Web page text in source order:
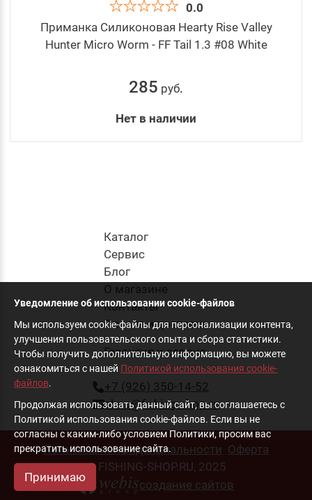
0.0
Приманка Силиконовая Hearty Rise Valley
Hunter Micro Worm - FF Tail 1.3 #08 White
285 руб.
Нет в наличии
Каталог
Cервис
Блог
О магазине
Контакты
Оплата и доставка
Гарантия и сервис
+7 (926) 350-14-52
shop@fishing-shop.ru
Политика конфиденциальности Оферта
© FISHING-SHOP.RU, 2025
создание сайтов
Уведомление об использовании cookie-файлов
Мы используем cookie-файлы для персонализации контента,
улучшения пользовательского опыта и сбора статистики.
Чтобы получить дополнительную информацию, вы можете
ознакомиться с нашей Политикой использования cookie-
файлов.
Продолжая использовать данный сайт, вы соглашаетесь с
Политикой использования cookie-файлов. Если вы не
согласны с каким-либо условием Политики, просим вас
прекратить использование сайта.
Принимаю